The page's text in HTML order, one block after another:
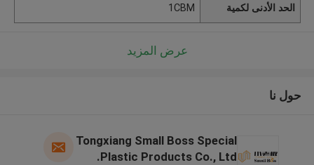
الحد الأدنى لكمية 1CBM
عرض المزيد
حول نا
Tongxiang Small Boss Special
Plastic Products Co., Ltd.